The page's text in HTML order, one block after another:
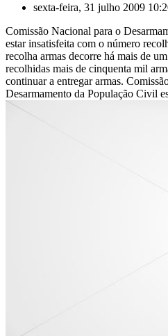
sexta-feira, 31 julho 2009
Comissão Nacional para o
estar insatisfeita com o número
recolha armas decorre há mais de
recolhidas mais de cinquenta mil
continuar a entregar armas.
Desarmamento da População Civil